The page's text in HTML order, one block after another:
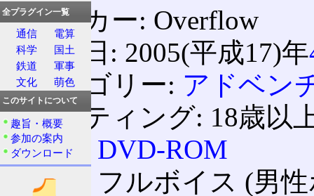
メーカー: Overflow
発売日: 2005(平成17)年
カテゴリー: アドベン
レーティング: 18歳以
媒体: DVD-ROM
音声: フルボイス (男
全プラグイン一覧
通信
電算
科学
国土
鉄道
軍事
文化
萌色
このサイトについて
趣旨・概要
参加の案内
ダウンロード